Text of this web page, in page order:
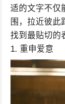
适的文字不仅
围，拉近彼此
找到最贴切的
1. 重申爱意